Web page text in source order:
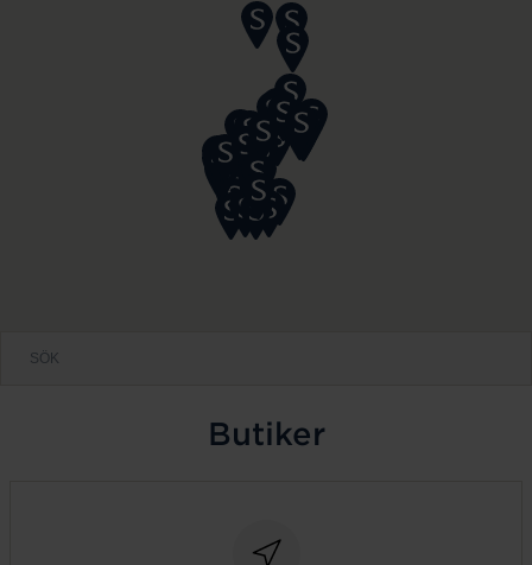
Butiker